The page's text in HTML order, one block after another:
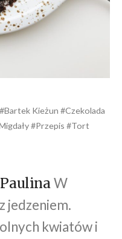
Tagi:
Bartek Kieżun
Czekolada
Przepis
Tort
W
jedzeniem.
kwiatów i